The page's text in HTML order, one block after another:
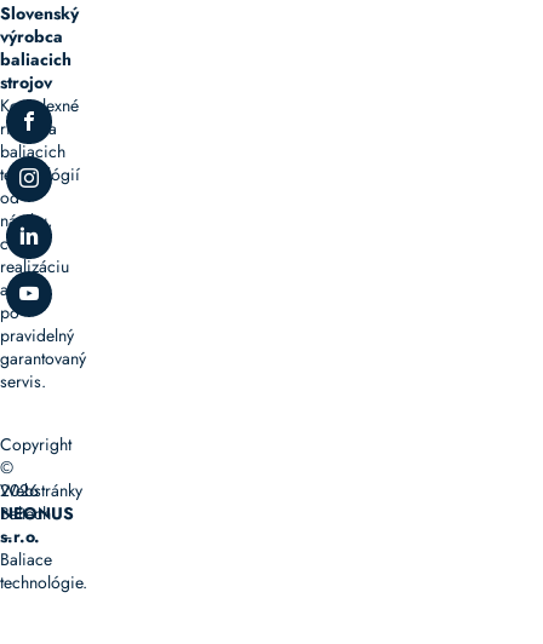
Slovenský
výrobca
baliacich
strojov
Komplexné
riešenia
baliacich
technológií
od
návrhu,
cez
realizáciu
až
po
pravidelný
garantovaný
servis.
Copyright
©
2026
Baltech
–
Baliace
technológie.
Webstránky
NEONUS
s.r.o.